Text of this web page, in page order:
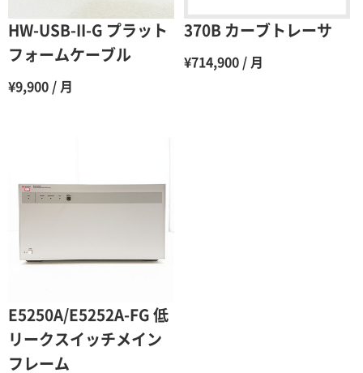
6ヶ月 65％（割引率35％）
7ヶ月
12ヶ月
HW-USB-II-G プラット
フォームケーブル
¥9,900 / 月
370B カーブトレーサ
¥714,900 / 月
E5250A/E5252A-FG 低
リークスイッチメイン
フレーム